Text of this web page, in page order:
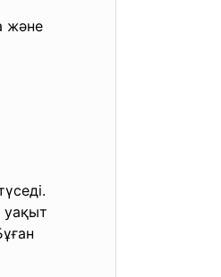
және
уақыт